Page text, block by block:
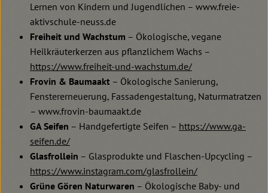
Lernen von Kindern und Jugendlichen – www.freie-
aktivschule-neuss.de
Freiheit und Wachstum – Ökologische, vegane
Heilkräuterkerzen aus pflanzlichem Wachs –
https://www.freiheit-und-wachstum.de/
Frovin & Baumaakt – Ökologische Sanierung,
Fenstererneuerung, Fassadengestaltung, Naturmatratzen
– www.frovin-baumaakt.de
GA Seifen – Handgefertigte Seifen – https://www.ga-
seifen.de/
Glasfrollein – Glasprodukte und Flaschen-Upcycling –
https://www.instagram.com/glasfrollein/
Grüne Gören Naturwaren – Ökologische Baby- und